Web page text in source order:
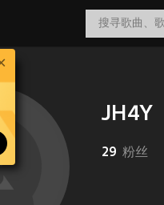
JH4Y
29 粉丝